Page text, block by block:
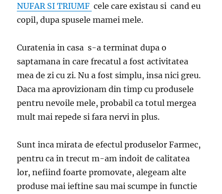
NUFAR SI TRIUMF cele care existau si cand eu
copil, dupa spusele mamei mele.
Curatenia in casa s-a terminat dupa o
saptamana in care frecatul a fost activitatea
mea de zi cu zi. Nu a fost simplu, insa nici greu.
Daca ma aprovizionam din timp cu produsele
pentru nevoile mele, probabil ca totul mergea
mult mai repede si fara nervi in plus.
Sunt inca mirata de efectul produselor Farmec,
pentru ca in trecut m-am indoit de calitatea
lor, nefiind foarte promovate, alegeam alte
produse mai ieftine sau mai scumpe in functie